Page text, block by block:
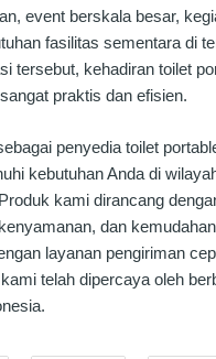
event berskala besar,
fasilitas sementara di
tersebut, kehadiran toilet
praktis dan efisien.
penyedia toilet
kebutuhan Anda di
kami dirancang
dan
layanan pengiriman
telah dipercaya oleh